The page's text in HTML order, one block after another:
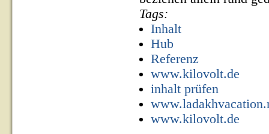
Tags:
Inhalt
Hub
Referenz
www.kilovolt.de
inhalt prüfen
www.kilovolt.de